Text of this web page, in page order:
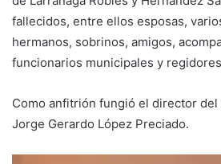
fallecidos, entre ellos esposas,
hermanos, sobrinos, amigos,
funcionarios municipales y
Como anfitrión fungió el director
Jorge Gerardo López Preciado.